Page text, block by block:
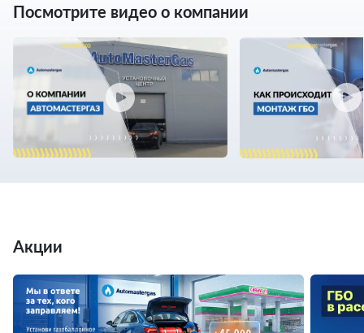
Посмотрите видео о компании
Акции